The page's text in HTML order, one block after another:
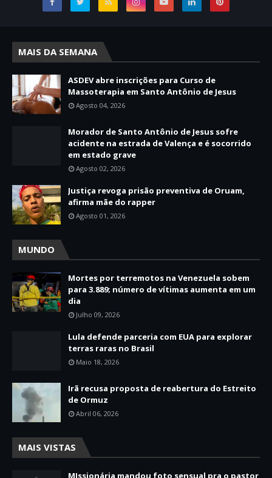
MAIS DA SEMANA
ASDEV abre inscrições para Curso de
Massoterapia em Santo Antônio de Jesus
Agosto 04, 2026
Morador de Santo Antônio de Jesus sofre
acidente na estrada de Valença e é socorrido
em estado grave
Agosto 02, 2026
Justiça revoga prisão preventiva de Oruam,
afirma mãe do rapper
Agosto 01, 2026
MUNDO
Mortes por terremotos na Venezuela sobem
para 3.889; número de vítimas aumenta em um
dia
Julho 09, 2026
Lula defende parceria com EUA para explorar
terras raras no Brasil
Maio 18, 2026
Irã recusa proposta de reabertura do Estreito
de Ormuz
Abril 06, 2026
MAIS VISTAS
MIssionária mandou foto sensual pra o pastor